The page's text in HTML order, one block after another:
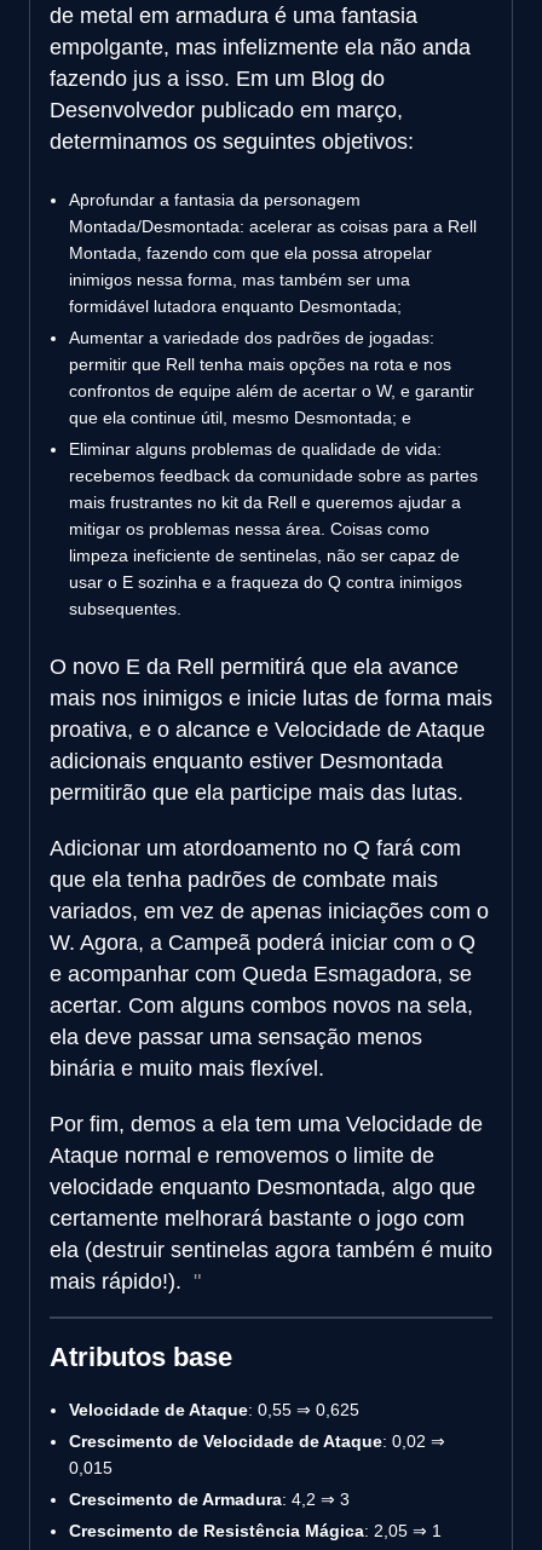
de metal em armadura é uma fantasia
empolgante, mas infelizmente ela não anda
fazendo jus a isso. Em um Blog do
Desenvolvedor publicado em março,
determinamos os seguintes objetivos:
Aprofundar a fantasia da personagem
Montada/Desmontada: acelerar as coisas para a Rell
Montada, fazendo com que ela possa atropelar
inimigos nessa forma, mas também ser uma
formidável lutadora enquanto Desmontada;
Aumentar a variedade dos padrões de jogadas:
permitir que Rell tenha mais opções na rota e nos
confrontos de equipe além de acertar o W, e garantir
que ela continue útil, mesmo Desmontada; e
Eliminar alguns problemas de qualidade de vida:
recebemos feedback da comunidade sobre as partes
mais frustrantes no kit da Rell e queremos ajudar a
mitigar os problemas nessa área. Coisas como
limpeza ineficiente de sentinelas, não ser capaz de
usar o E sozinha e a fraqueza do Q contra inimigos
subsequentes.
O novo E da Rell permitirá que ela avance
mais nos inimigos e inicie lutas de forma mais
proativa, e o alcance e Velocidade de Ataque
adicionais enquanto estiver Desmontada
permitirão que ela participe mais das lutas.
Adicionar um atordoamento no Q fará com
que ela tenha padrões de combate mais
variados, em vez de apenas iniciações com o
W. Agora, a Campeã poderá iniciar com o Q
e acompanhar com Queda Esmagadora, se
acertar. Com alguns combos novos na sela,
ela deve passar uma sensação menos
binária e muito mais flexível.
Por fim, demos a ela tem uma Velocidade de
Ataque normal e removemos o limite de
velocidade enquanto Desmontada, algo que
certamente melhorará bastante o jogo com
ela (destruir sentinelas agora também é muito
mais rápido!).
Atributos base
Velocidade de Ataque: 0,55 ⇒ 0,625
Crescimento de Velocidade de Ataque: 0,02 ⇒
0,015
Crescimento de Armadura: 4,2 ⇒ 3
Crescimento de Resistência Mágica: 2,05 ⇒ 1